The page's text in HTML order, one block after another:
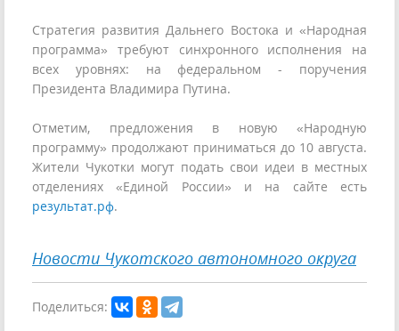
Стратегия развития Дальнего Востока и «Народная
программа» требуют синхронного исполнения на
всех уровнях: на федеральном - поручения
Президента Владимира Путина.
Отметим, предложения в новую «Народную
программу» продолжают приниматься до 10 августа.
Жители Чукотки могут подать свои идеи в местных
отделениях «Единой России» и на сайте есть
результат.рф.
Новости Чукотского автономного округа
Поделиться: